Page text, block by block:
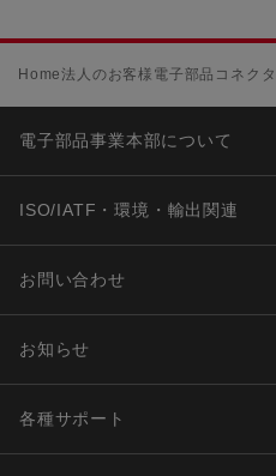
Home法人のお客様 電子部品 コネクタ
電子部品事業本部について
ISO/IATF・環境・輸出関連
お問い合わせ
お知らせ
各種サポート